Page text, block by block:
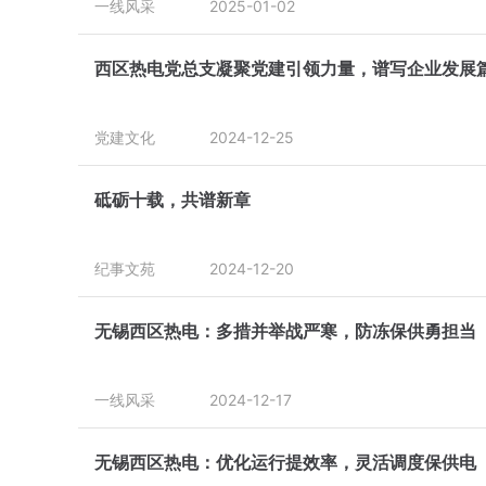
一线风采 2025-01-02
西区热电党总支凝聚党建引领力量，谱写企业发展
党建文化 2024-12-25
砥砺十载，共谱新章
纪事文苑 2024-12-20
无锡西区热电：多措并举战严寒，防冻保供勇担当
一线风采 2024-12-17
无锡西区热电：优化运行提效率，灵活调度保供电